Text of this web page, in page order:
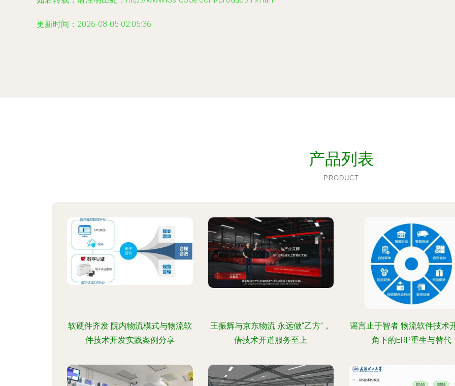
更新时间：2026-08-05 02:05:36
产品列表
PRODUCT
软硬件齐发 院内物流模式与物流软
件技术开发实践案例分享
王振辉与京东物流 永远做“乙方”，
借技术开道服务至上
谣言止于智者 物流软件技术
角下的ERP重生与替代